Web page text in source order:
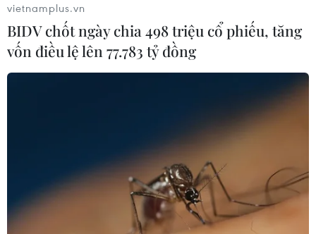
vietnamplus.vn
BIDV chốt ngày chia 498 triệu cổ phiếu, tăng
vốn điều lệ lên 77.783 tỷ đồng